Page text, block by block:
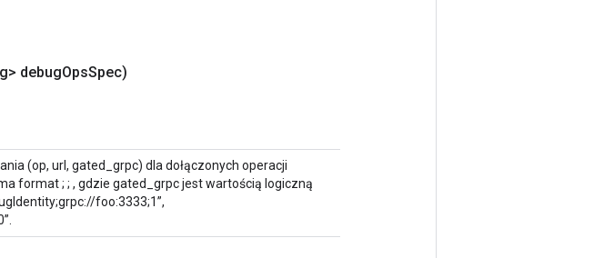
debugOpsSpec)
(op, url, gated_grpc) dla dołączonych operacji
format; ; , gdzie gated_grpc jest wartością logiczną
foo:3333;1”,